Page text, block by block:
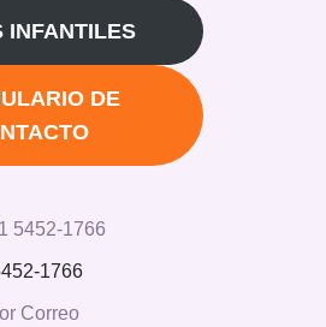
INFANTILES
DE
5452-1766
1766
Correo